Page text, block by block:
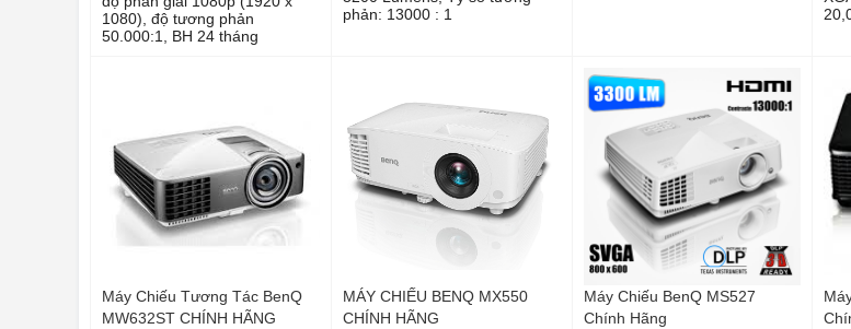
1080), độ tương phản
50.000:1, BH 24 tháng
phản: 13000 : 1
Máy Chiếu Tương Tác BenQ
MW632ST CHÍNH HÃNG
MÁY CHIẾU BENQ MX550
CHÍNH HÃNG
Máy Chiếu BenQ MS527
Chính Hãng